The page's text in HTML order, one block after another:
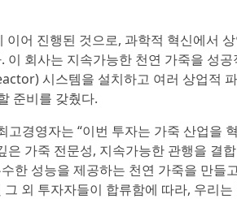
어 진행된 것으로, 과학적 혁신에서
이 회사는 지속가능한 천연 가죽을 성
시스템을 설치하고 여러 상업적
준비를 갖췄다.
경영자는 “이번 투자는 가죽 산업을
은 가죽 전문성, 지속가능한 관행을 결
한 성능을 제공하는 천연 가죽을 만들
외 투자자들이 합류함에 따라, 우리